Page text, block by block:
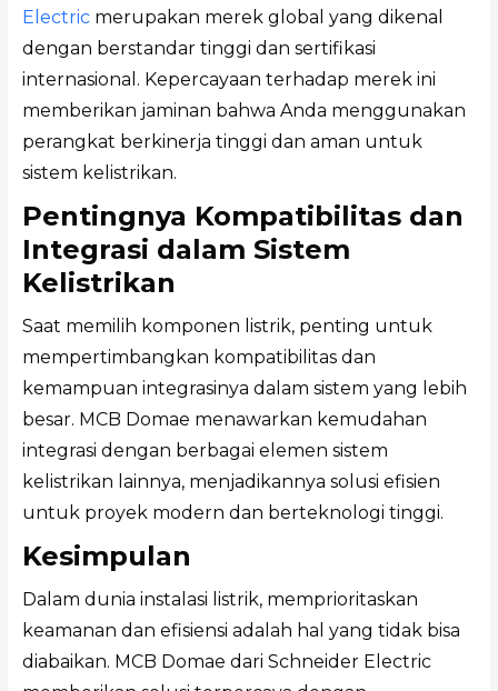
Electricmerupakan merek global yang dikenal
dengan berstandar tinggi dan sertifikasi
internasional. Kepercayaan terhadap merek ini
memberikan jaminan bahwa Anda menggunakan
perangkat berkinerja tinggi dan aman untuk
sistem kelistrikan.
Pentingnya Kompatibilitas dan
Integrasi dalam Sistem
Kelistrikan
Saat memilih komponen listrik, penting untuk
mempertimbangkan kompatibilitas dan
kemampuan integrasinya dalam sistem yang lebih
besar. MCB Domae menawarkan kemudahan
integrasi dengan berbagai elemen sistem
kelistrikan lainnya, menjadikannya solusi efisien
untuk proyek modern dan berteknologi tinggi.
Kesimpulan
Dalam dunia instalasi listrik, memprioritaskan
keamanan dan efisiensi adalah hal yang tidak bisa
diabaikan. MCB Domae dari Schneider Electric